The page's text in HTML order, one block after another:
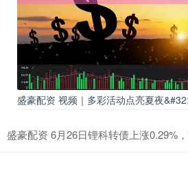
盛豪配资 视频｜多彩活动点亮夏夜
盛豪配资 6月26日锂科转债上涨0.29%